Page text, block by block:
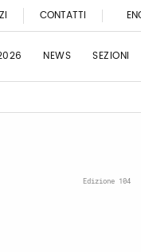
CONTATTI
NEWS SEZIONI
Edizione 104